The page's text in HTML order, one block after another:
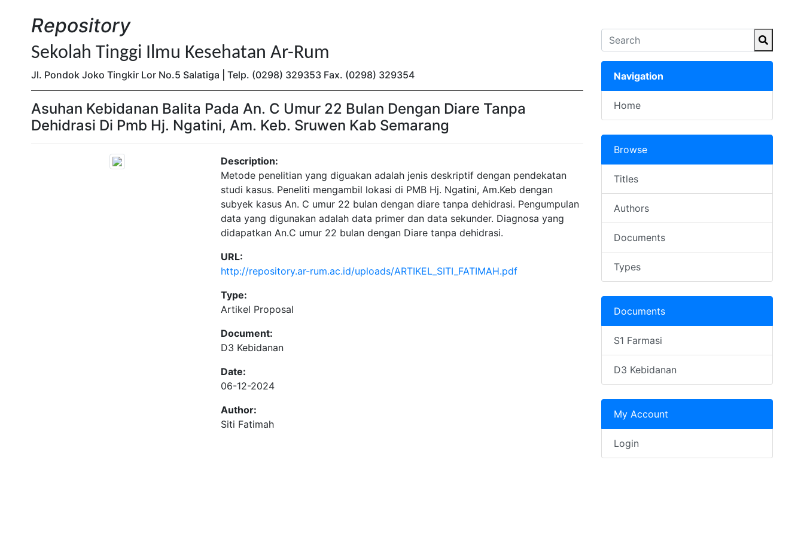
Repository
Sekolah Tinggi Ilmu Kesehatan Ar-Rum
Jl. Pondok Joko Tingkir Lor No.5 Salatiga | Telp. (0298) 329353 Fax. (0298) 329354
Asuhan Kebidanan Balita Pada An. C Umur 22 Bulan Dengan Diare Tanpa
Dehidrasi Di Pmb Hj. Ngatini, Am. Keb. Sruwen Kab Semarang
Description:
Metode penelitian yang diguakan adalah jenis deskriptif dengan pendekatan
studi kasus. Peneliti mengambil lokasi di PMB Hj. Ngatini, Am.Keb dengan
subyek kasus An. C umur 22 bulan dengan diare tanpa dehidrasi. Pengumpulan
data yang digunakan adalah data primer dan data sekunder. Diagnosa yang
didapatkan An.C umur 22 bulan dengan Diare tanpa dehidrasi.
URL:
http://repository.ar-rum.ac.id/uploads/ARTIKEL_SITI_FATIMAH.pdf
Type:
Artikel Proposal
Document:
D3 Kebidanan
Date:
06-12-2024
Author:
Siti Fatimah
Navigation
Home
Browse
Titles
Authors
Documents
Types
Documents
S1 Farmasi
D3 Kebidanan
My Account
Login